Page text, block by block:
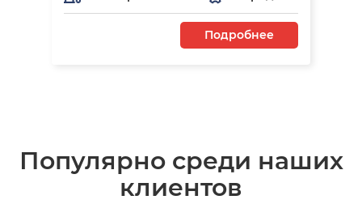
Подробнее
Популярно среди наших
клиентов